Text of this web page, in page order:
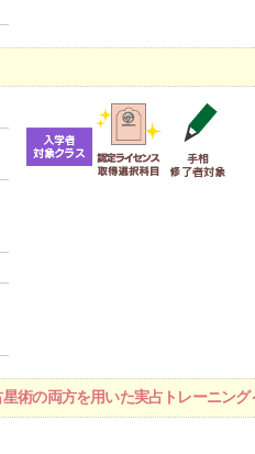
術の両方を用いた実占トレーニング